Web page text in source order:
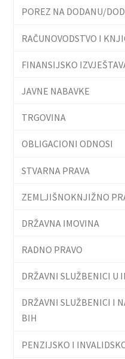
POREZ NA DODANU/
RAČUNOVODSTVO I
FINANSIJSKO
JAVNE NABAVKE
TRGOVINA
OBLIGACIONI ODNOSI
STVARNA PRAVA
ZEMLJIŠNOKNJIŽNO
DRŽAVNA IMOVINA
RADNO PRAVO
DRŽAVNI SLUŽBENICI U
DRŽAVNI SLUŽBENICI I
BIH
PENZIJSKO I